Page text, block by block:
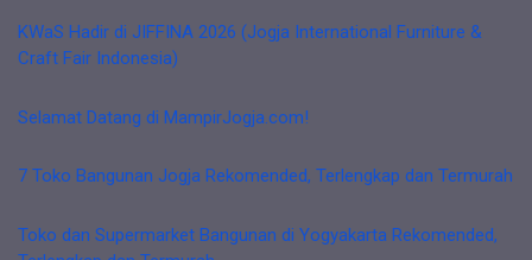
KWaS Hadir di JIFFINA 2026 (Jogja International Furniture &
Craft Fair Indonesia)
Selamat Datang di MampirJogja.com!
7 Toko Bangunan Jogja Rekomended, Terlengkap dan Termurah
Toko dan Supermarket Bangunan di Yogyakarta Rekomended,